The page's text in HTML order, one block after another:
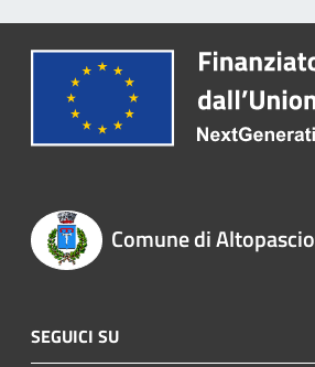
Comune di Altopascio
SEGUICI SU